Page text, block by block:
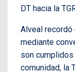
DT hacia la
Alveal
mediante
son
comunidad, la